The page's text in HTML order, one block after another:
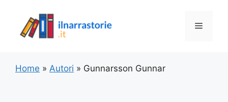
contenuto
Menu
Home » Autori » Gunnarsson Gunnar